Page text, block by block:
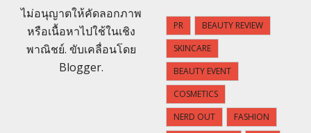
ไม่อนุญาตให้คัดลอกภาพ
หรือเนื้อหาไปใช้ในเชิง
พาณิชย์. ขับเคลื่อนโดย
Blogger.
PR
BEAUTY REVIEW
SKINCARE
BEAUTY EVENT
COSMETICS
NERD OUT
FASHION